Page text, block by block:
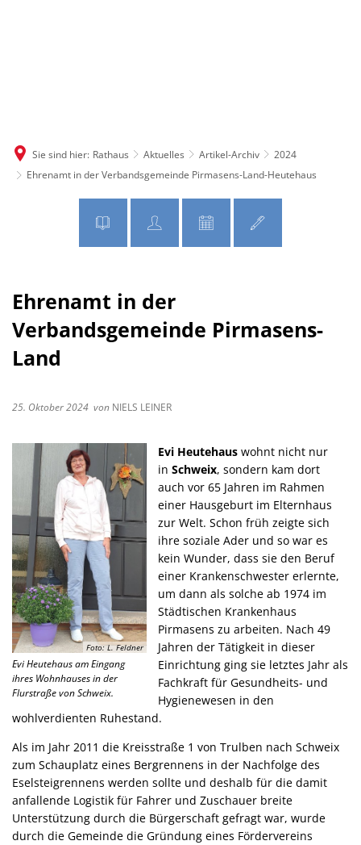
Sie sind hier: Rathaus Aktuelles Artikel-Archiv
2024
Ehrenamt in der Verbandsgemeinde Pirmasens-Land-Heutehaus
Ehrenamt in der
Verbandsgemeinde Pirmasens-
Land
25. Oktober 2024 von NIELS LEINER
Foto: L. Feldner
Evi Heutehaus am Eingang
ihres Wohnhauses in der
Flurstraße von Schweix.
Evi Heutehaus wohnt nicht nur
in Schweix, sondern kam dort
auch vor 65 Jahren im Rahmen
einer Hausgeburt im Elternhaus
zur Welt. Schon früh zeigte sich
ihre soziale Ader und so war es
kein Wunder, dass sie den Beruf
einer Krankenschwester erlernte,
um dann als solche ab 1974 im
Städtischen Krankenhaus
Pirmasens zu arbeiten. Nach 49
Jahren der Tätigkeit in dieser
Einrichtung ging sie letztes Jahr als
Fachkraft für Gesundheits- und
Hygienewesen in den
wohlverdienten Ruhestand.
Als im Jahr 2011 die Kreisstraße 1 von Trulben nach Schweix
zum Schauplatz eines Bergrennens in der Nachfolge des
Eselsteigrennens werden sollte und deshalb für die damit
anfallende Logistik für Fahrer und Zuschauer breite
Unterstützung durch die Bürgerschaft gefragt war, wurde
durch die Gemeinde die Gründung eines Fördervereins